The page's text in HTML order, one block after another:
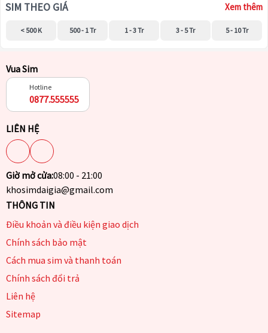
SIM THEO GIÁ Xem thêm
< 500 K 500 - 1 Tr 1 - 3 Tr 3 - 5 Tr 5 - 10 Tr
Vua Sim
Hotline
0877.555555
LIÊN HỆ
Giờ mở cửa:08:00 - 21:00
khosimdaigia@gmail.com
THÔNG TIN
Điều khoản và điều kiện giao dịch
Chính sách bảo mật
Cách mua sim và thanh toán
Chính sách đổi trả
Liên hệ
Sitemap